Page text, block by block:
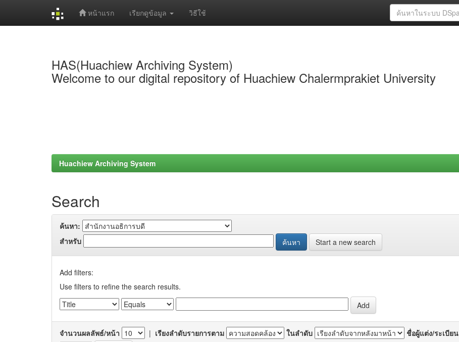
หน้าแรก เรียกดูข้อมูล วิธีใช้
HAS(Huachiew Archiving System)
Welcome to our digital repository of Huachiew Chalermprakiet University
Huachiew Archiving System
Search
ค้นหา:
สำหรับ
Start a new search
Add filters:
Use filters to refine the search results.
จำนวนผลลัพธ์/หน้า | เรียงลำดับรายการตาม ในลำดับ ชื่อผู้แต่ง/ระเบียน